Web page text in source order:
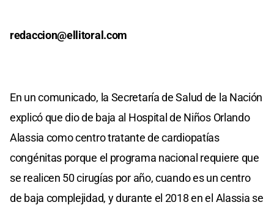
redaccion@ellitoral.com
En un comunicado, la Secretaría de Salud de la Nación
explicó que dio de baja al Hospital de Niños Orlando
Alassia como centro tratante de cardiopatías
congénitas porque el programa nacional requiere que
se realicen 50 cirugías por año, cuando es un centro
de baja complejidad, y durante el 2018 en el Alassia se